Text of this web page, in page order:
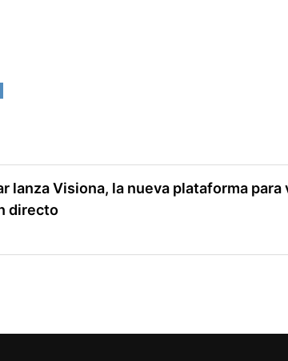
lanza Visiona, la nueva plataforma para
directo